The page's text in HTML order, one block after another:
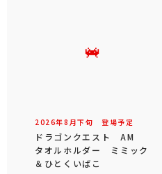
2026年8 月下旬 登場予定
ドラゴンクエスト AM
タオルホルダー ミミック
＆ひとくいばこ